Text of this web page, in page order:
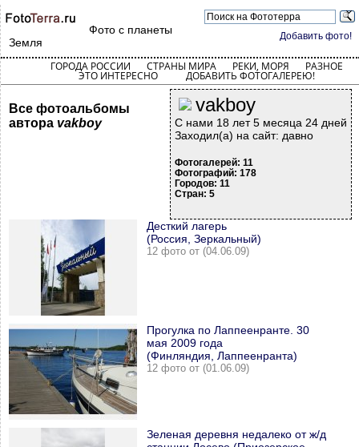
Добавить фото!
Фото с планеты
Земля
ГОРОДА РОССИИ СТРАНЫ МИРА РЕКИ, МОРЯ РАЗНОЕ
ЭТО ИНТЕРЕСНО ДОБАВИТЬ ФОТОГАЛЕРЕЮ!
vakboy
С нами 18 лет 5 месяца 24 дней
Заходил(а) на сайт: давно
Фотогалерей: 11
Фотографий: 178
Городов: 11
Стран: 5
Все фотоальбомы
автора vakboy
Десткий лагерь
(Россия, Зеркальный)
12 фото от (04.06.09)
Прогулка по Лаппеенранте. 30
мая 2009 года
(Финляндия, Лаппеенранта)
12 фото от (01.06.09)
Зеленая деревня недалеко от ж/д